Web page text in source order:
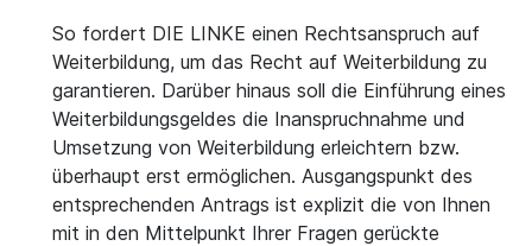
So fordert DIE LINKE einen Rechtsanspruch auf
Weiterbildung, um das Recht auf Weiterbildung zu
garantieren. Darüber hinaus soll die Einführung eines
Weiterbildungsgeldes die Inanspruchnahme und
Umsetzung von Weiterbildung erleichtern bzw.
überhaupt erst ermöglichen. Ausgangspunkt des
entsprechenden Antrags ist explizit die von Ihnen
mit in den Mittelpunkt Ihrer Fragen gerückte